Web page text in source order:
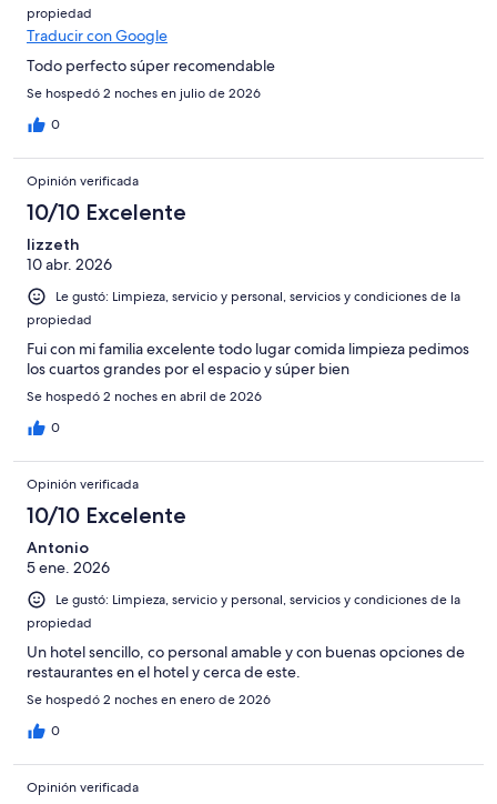
propiedad
Traducir con Google
Todo perfecto súper recomendable
Se hospedó 2 noches en julio de 2026
0
Opinión verificada
10/10 Excelente
lizzeth
10 abr. 2026
Le gustó: Limpieza, servicio y personal, servicios y condiciones de la
propiedad
Fui con mi familia excelente todo lugar comida limpieza pedimos
los cuartos grandes por el espacio y súper bien
Se hospedó 2 noches en abril de 2026
0
Opinión verificada
10/10 Excelente
Antonio
5 ene. 2026
Le gustó: Limpieza, servicio y personal, servicios y condiciones de la
propiedad
Un hotel sencillo, co personal amable y con buenas opciones de
restaurantes en el hotel y cerca de este.
Se hospedó 2 noches en enero de 2026
0
Opinión verificada